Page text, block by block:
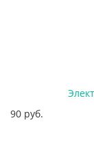
90 руб.